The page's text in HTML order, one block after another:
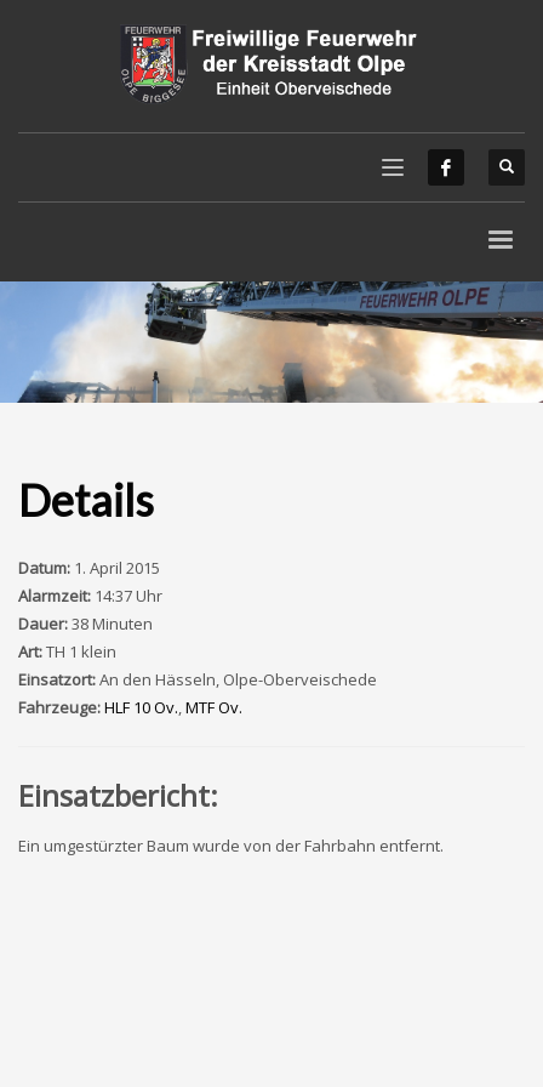
Details
Datum: 1. April 2015
Alarmzeit: 14:37 Uhr
Dauer:38 Minuten
Art:TH 1 klein
Einsatzort:An den Hässeln, Olpe-Oberveischede
Fahrzeuge:HLF 10 Ov.,MTF Ov.
Einsatzbericht:
Ein umgestürzter Baum wurde von der Fahrbahn entfernt.